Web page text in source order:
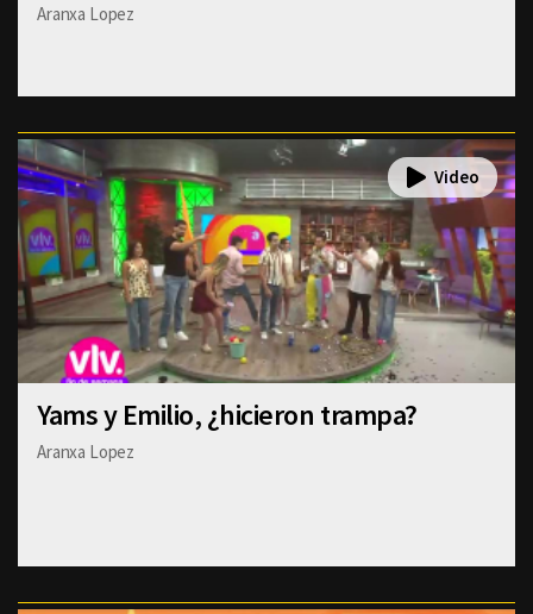
Aranxa Lopez
Yams y Emilio, ¿hicieron trampa?
Aranxa Lopez